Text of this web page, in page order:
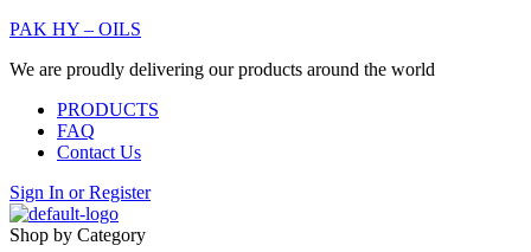
PAK HY – OILS
We are proudly delivering our products around the world
PRODUCTS
FAQ
Contact Us
Sign In orRegister
Shop by Category